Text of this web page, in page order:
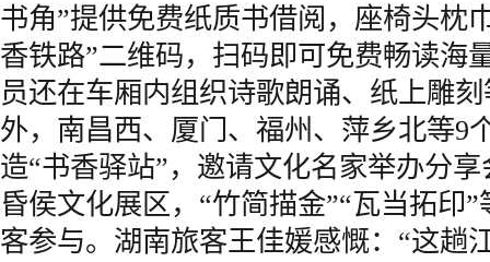
书角”提供免费纸质书借阅，座椅头枕
香铁路”二维码，扫码即可免费畅读海
员还在车厢内组织诗歌朗诵、纸上雕
外，南昌西、厦门、福州、萍乡北等9
造“书香驿站”，邀请文化名家举办分
昏侯文化展区，“竹简描金”“瓦当拓印
客参与。湖南旅客王佳媛感慨：“这趟